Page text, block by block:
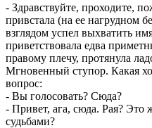
- Здравствуйте, проходите,
привстала (на ее нагрудном
взглядом успел выхватить
приветствовала едва
правому плечу, протянула
Мгновенный ступор. Какая
вопрос:
- Вы голосовать? Сюда?
- Привет, ага, сюда. Рая? Это
судьбами?